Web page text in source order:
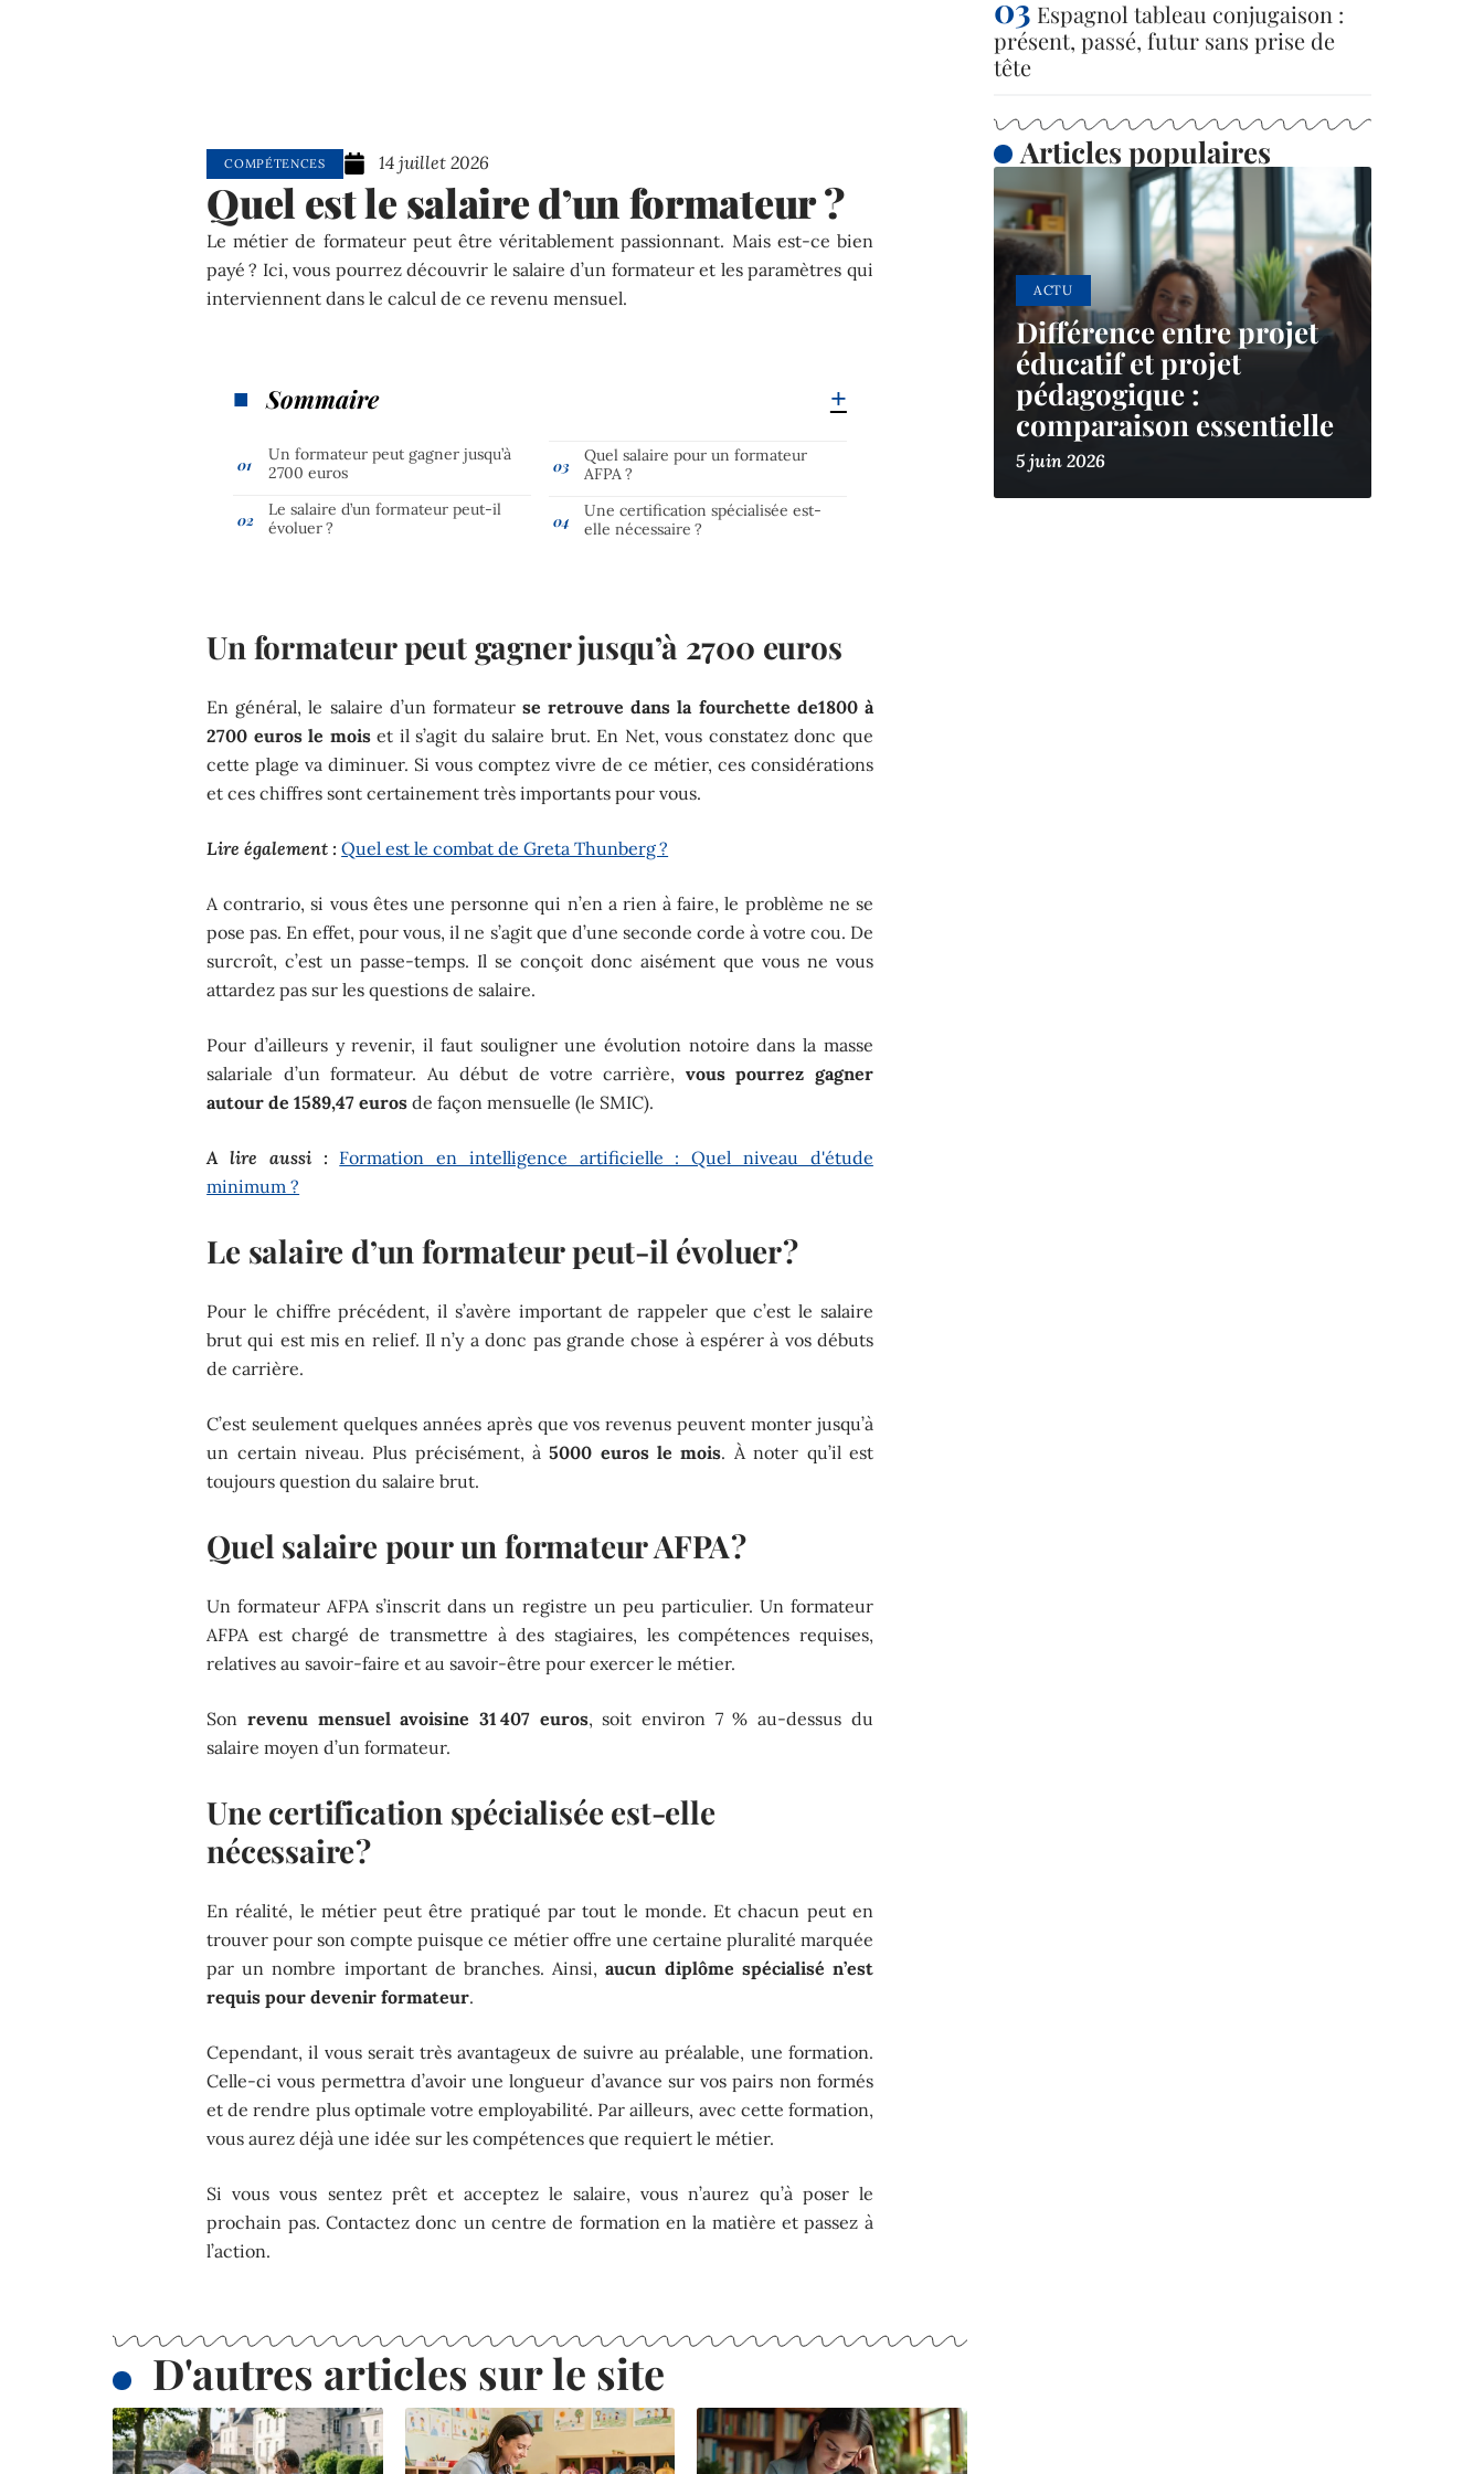
COMPÉTENCES 14 juillet 2026
Quel est le salaire d’un formateur ?
Le métier de formateur peut être véritablement passionnant. Mais est-ce bien
payé ? Ici, vous pourrez découvrir le salaire d’un formateur et les paramètres qui
interviennent dans le calcul de ce revenu mensuel.
Sommaire
Un formateur peut gagner jusqu’à
2700 euros
Le salaire d’un formateur peut-il
évoluer ?
Quel salaire pour un formateur
AFPA ?
Une certification spécialisée est-
elle nécessaire ?
Un formateur peut gagner jusqu’à 2700 euros
En général, le salaire d’un formateur se retrouve dans la fourchette de1800 à
2700 euros le moiset il s’agit du salaire brut. En Net, vous constatez donc que
cette plage va diminuer. Si vous comptez vivre de ce métier, ces considérations
et ces chiffres sont certainement très importants pour vous.
Lire également : Quel est le combat de Greta Thunberg ?
A contrario, si vous êtes une personne qui n’en a rien à faire, le problème ne se
pose pas. En effet, pour vous, il ne s’agit que d’une seconde corde à votre cou. De
surcroît, c’est un passe-temps. Il se conçoit donc aisément que vous ne vous
attardez pas sur les questions de salaire.
Pour d’ailleurs y revenir, il faut souligner une évolution notoire dans la masse
salariale d’un formateur. Au début de votre carrière, vous pourrez gagner
autour de 1589,47 euros de façon mensuelle (le SMIC).
A lire aussi : Formation en intelligence artificielle : Quel niveau d'étude
minimum ?
Le salaire d’un formateur peut-il évoluer ?
Pour le chiffre précédent, il s’avère important de rappeler que c’est le salaire
brut qui est mis en relief. Il n’y a donc pas grande chose à espérer à vos débuts
de carrière.
C’est seulement quelques années après que vos revenus peuvent monter jusqu’à
un certain niveau. Plus précisément, à5000 euros le mois. À noter qu’il est
toujours question du salaire brut.
Quel salaire pour un formateur AFPA ?
Un formateur AFPA s’inscrit dans un registre un peu particulier. Un formateur
AFPA est chargé de transmettre à des stagiaires, les compétences requises,
relatives au savoir-faire et au savoir-être pour exercer le métier.
Son revenu mensuel avoisine 31 407 euros, soit environ 7 % au-dessus du
salaire moyen d’un formateur.
Une certification spécialisée est-elle
nécessaire ?
En réalité, le métier peut être pratiqué par tout le monde. Et chacun peut en
trouver pour son compte puisque ce métier offre une certaine pluralité marquée
par un nombre important de branches. Ainsi,aucun diplôme spécialisé n’est
requis pour devenir formateur.
Cependant, il vous serait très avantageux de suivre au préalable, une formation.
Celle-ci vous permettra d’avoir une longueur d’avance sur vos pairs non formés
et de rendre plus optimale votre employabilité. Par ailleurs, avec cette formation,
vous aurez déjà une idée sur les compétences que requiert le métier.
Si vous vous sentez prêt et acceptez le salaire, vous n’aurez qu’à poser le
prochain pas. Contactez donc un centre de formation en la matière et passez à
l’action.
D'autres articles sur le site
Espagnol tableau conjugaison :
présent, passé, futur sans prise de
tête
Articles populaires
ACTU
Différence entre projet
éducatif et projet
pédagogique :
comparaison essentielle
5 juin 2026